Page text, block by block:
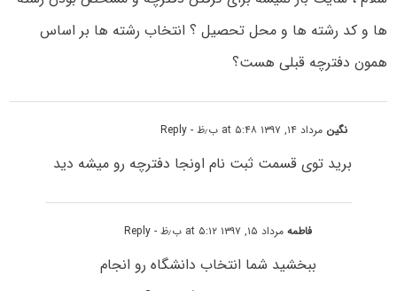
ها و کد رشته ها و محل تحصیل ؟ انتخاب رشته ها بر اساس
همون دفترچه قبلی هست؟
نگین مرداد ۱۴, ۱۳۹۷ at ۵:۴۸ ب٫ظ - Reply
برید توی قسمت ثبت نام اونجا دفترچه رو میشه دید
فاطمهمرداد ۱۵, ۱۳۹۷ at ۵:۱۲ ب٫ظ - Reply
ببخشید شما انتخاب دانشگاه رو انجام